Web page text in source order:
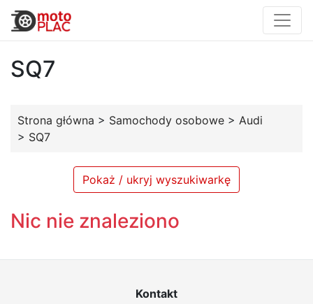
SQ7
Strona główna > Samochody osobowe > Audi
> SQ7
Pokaż / ukryj wyszukiwarkę
Nic nie znaleziono
Kontakt